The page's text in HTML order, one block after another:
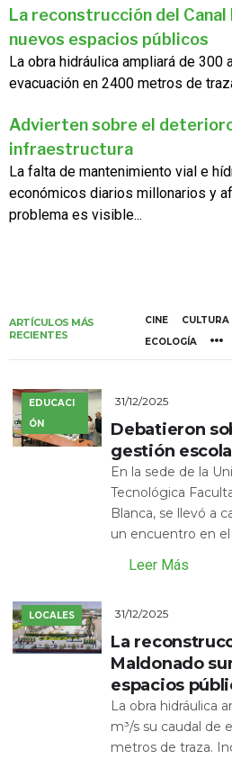
La reconstrucción del
nuevos espacios públicos
La obra hidráulica ampliará de 300
evacuación en 2400 metros de
Advierten sobre el
infraestructura
La falta de mantenimiento vial e
económicos diarios millonarios y
problema es visible...
ARTÍCULOS MÁS
RECIENTES
CINE CULTURA
ECOLOGÍA
EDUCACI
ÓN
31/12/2025
Debatieron
gestión
En la sede de la
Tecnológica
Blanca, se llevó a
un encuentro en el
Leer Más
LOCALES 31/12/2025
La
Maldonado
espacios
La obra hidráulica
m³/s su caudal de
metros de traza.